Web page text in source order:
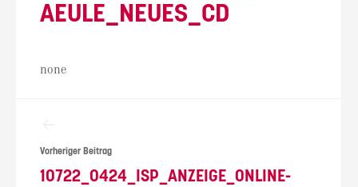
AEULE_NEUES_CD
none
Vorheriger Beitrag
10722_0424_ISP_ANZEIGE_ONLINE-